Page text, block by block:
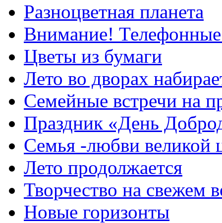
Разноцветная планета
Внимание!
Цветы из бумаги
Лето во дворах
Семейные встречи на
Праздник «День
Семья -любви великой
Лето продолжается
Творчество на свежем
Новые горизонты